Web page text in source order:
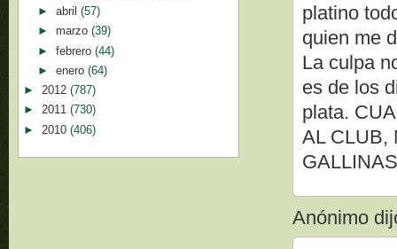
platino
quien me
La culpa
es de los
plata.
AL CLUB,
Anónimo
► abril (57)
► marzo (39)
► febrero (44)
► enero (64)
► 2012 (787)
► 2011 (730)
► 2010 (406)